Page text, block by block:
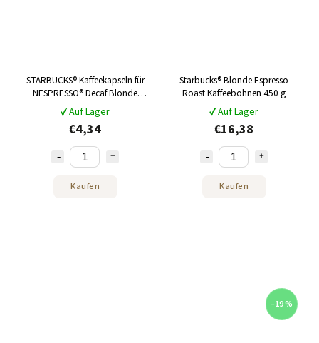
STARBUCKS® Kaffeekapseln für
NESPRESSO® Decaf Blonde
Espresso Roast 10 Stk
✔ Auf Lager
€4,34
Kaufen
Starbucks® Blonde Espresso
Roast Kaffeebohnen 450 g
✔ Auf Lager
€16,38
Kaufen
–19 %